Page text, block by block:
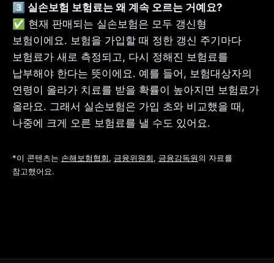
✅ 현재 판매되는 실손보험은 모두 갱신형
보험이에요. 보험을 가입할 때 정한 갱신 주기마다
보험료가 새로 측정되고, 다시 정해진 보험료를
납부해야 한다는 뜻이에요. 예를 들어, 보험대상자의
연령이 올라가 치료를 받을 확률이 높아지면 보험료가
올라요. 그래서 실손보험은 가입 초와 비교했을 때,
나중에 크게 오른 보험료를 낼 수도 있어요.
*이 콘텐츠는 손해보험협회, 금융위원회, 금융감독원의 자료를
참고했어요.